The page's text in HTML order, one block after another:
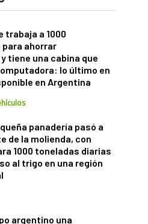
trabaja a 1000
ahorrar
tiene una cabina que
lo último en
en Argentina
panadería pasó a
de la molienda, con
1000 toneladas diarias
al trigo en una región
argentino una